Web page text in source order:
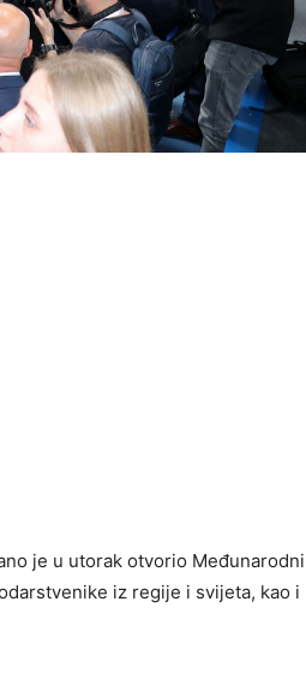
je u utorak otvorio Međunarodni
iz regije i svijeta, kao i